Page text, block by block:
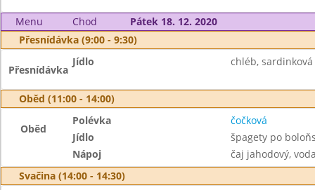
Menu Chod
Pátek 18. 12. 2020
Přesnídávka (9:00 - 9:30)
Přesnídávka
Jídlo chléb,
Oběd (11:00 - 14:00)
Oběd
Polévka
čočková
Jídlo
špagety po
Nápoj
čaj jahodový,
Svačina (14:00 - 14:30)